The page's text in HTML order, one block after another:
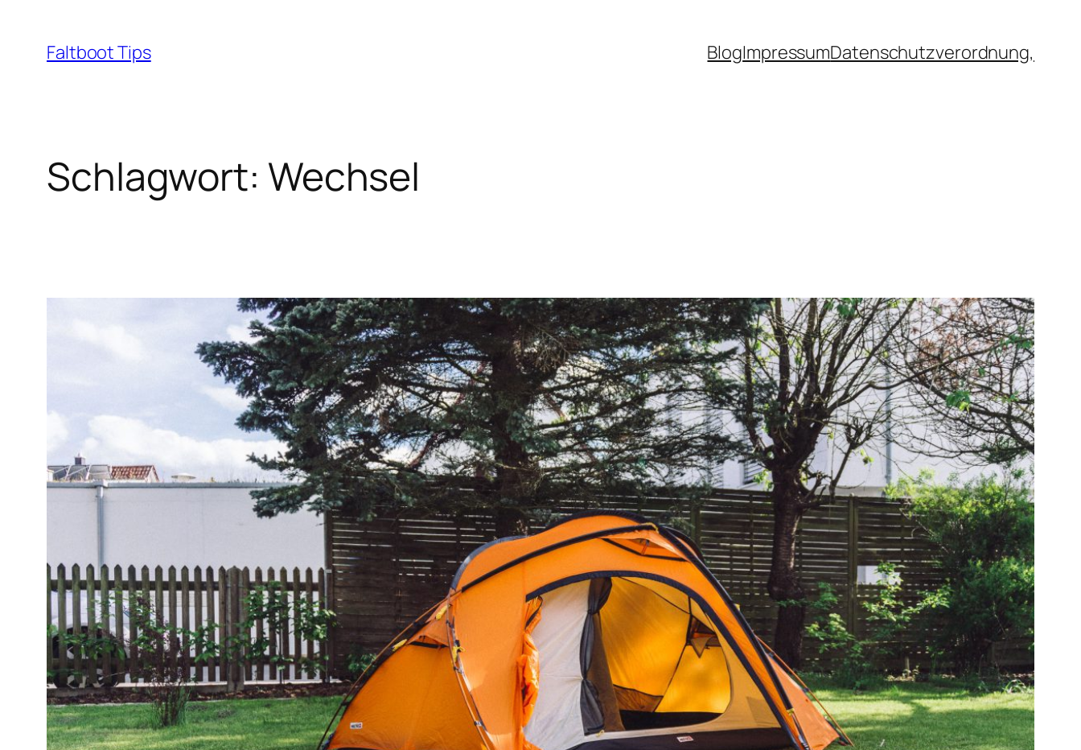
Inhalt
springen
Faltboot Tips BlogImpressumDatenschutzverordnung,
Schlagwort: Wechsel